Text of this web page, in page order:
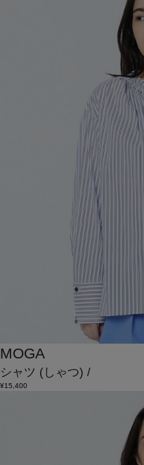
MOGA
シャツ (しゃつ) /
¥15,400